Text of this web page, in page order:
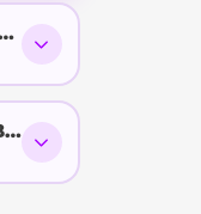
Cancunenses)